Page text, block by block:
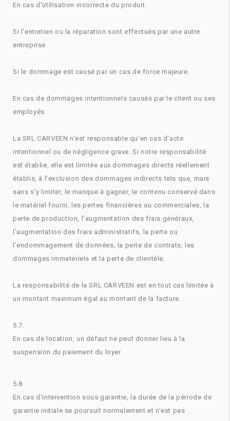
En cas d'utilisation incorrecte du produit.
Si l'entretien ou la réparation sont effectués par une autre
entreprise.
Si le dommage est causé par un cas de force majeure.
En cas de dommages intentionnels causés par le client ou ses
employés.
La SRL CARVEEN n'est responsable qu'en cas d'acte
intentionnel ou de négligence grave. Si notre responsabilité
est établie, elle est limitée aux dommages directs réellement
établis, à l'exclusion des dommages indirects tels que, mais
sans s'y limiter, le manque à gagner, le contenu conservé dans
le matériel fourni, les pertes financières ou commerciales, la
perte de production, l'augmentation des frais généraux,
l'augmentation des frais administratifs, la perte ou
l'endommagement de données, la perte de contrats, les
dommages immatériels et la perte de clientèle.
La responsabilité de la SRL CARVEEN est en tout cas limitée à
un montant maximum égal au montant de la facture.
5.7.
En cas de location, un défaut ne peut donner lieu à la
suspension du paiement du loyer.
5.8
En cas d'intervention sous garantie, la durée de la période de
garantie initiale se poursuit normalement et n'est pas